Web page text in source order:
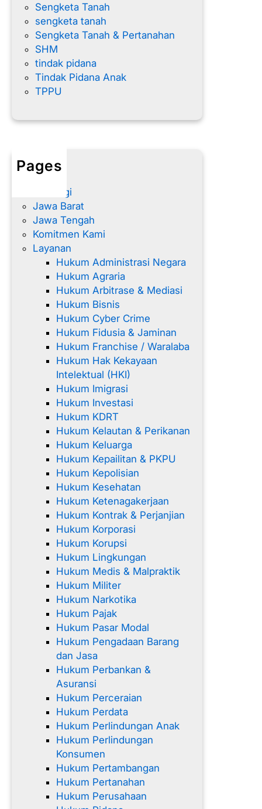
Sengketa Tanah
sengketa tanah
Sengketa Tanah & Pertanahan
SHM
tindak pidana
Tindak Pidana Anak
TPPU
Pages
Home
Hubungi
Jawa Barat
Jawa Tengah
Komitmen Kami
Layanan
Hukum Administrasi Negara
Hukum Agraria
Hukum Arbitrase & Mediasi
Hukum Bisnis
Hukum Cyber Crime
Hukum Fidusia & Jaminan
Hukum Franchise / Waralaba
Hukum Hak Kekayaan
Intelektual (HKI)
Hukum Imigrasi
Hukum Investasi
Hukum KDRT
Hukum Kelautan & Perikanan
Hukum Keluarga
Hukum Kepailitan & PKPU
Hukum Kepolisian
Hukum Kesehatan
Hukum Ketenagakerjaan
Hukum Kontrak & Perjanjian
Hukum Korporasi
Hukum Korupsi
Hukum Lingkungan
Hukum Medis & Malpraktik
Hukum Militer
Hukum Narkotika
Hukum Pajak
Hukum Pasar Modal
Hukum Pengadaan Barang
dan Jasa
Hukum Perbankan &
Asuransi
Hukum Perceraian
Hukum Perdata
Hukum Perlindungan Anak
Hukum Perlindungan
Konsumen
Hukum Pertambangan
Hukum Pertanahan
Hukum Perusahaan